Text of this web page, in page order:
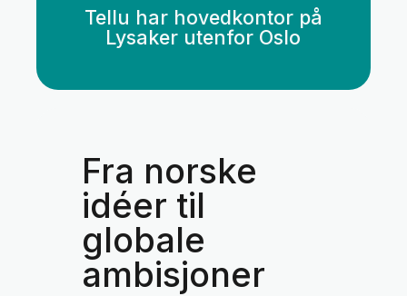
Tellu har hovedkontor på
Lysaker utenfor Oslo
Fra norske
idéer til
globale
ambisjoner